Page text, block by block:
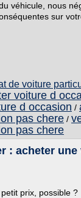
véhicule, nous
sur
de voiture
voiture d
d occasion /
pas chere /
pas chere
: acheter
prix, possible ?